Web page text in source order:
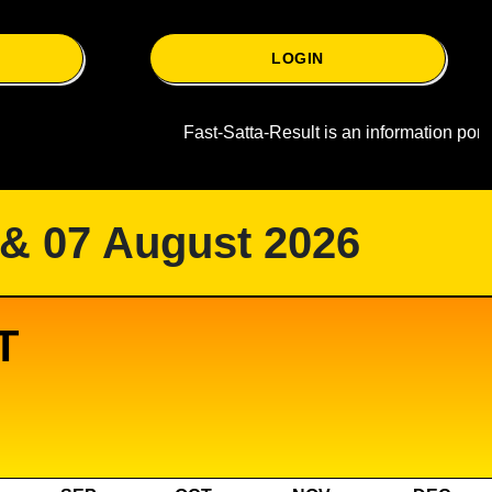
LOGIN
Fast-Satta-Result is an information portal
07 August 2026